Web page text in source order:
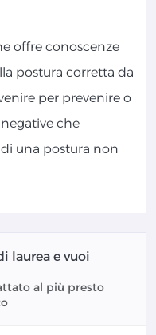
offre conoscenze
postura corretta da
per prevenire o
che
una postura non
laurea e vuoi
al più presto